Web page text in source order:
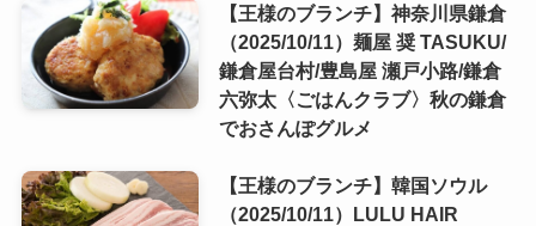
【王様のブランチ】神奈川県鎌倉
（2025/10/11）麺屋 奨 TASUKU/
鎌倉屋台村/豊島屋 瀬戸小路/鎌倉
六弥太〈ごはんクラブ〉秋の鎌倉
でおさんぽグルメ
【王様のブランチ】韓国ソウル
（2025/10/11）LULU HAIR